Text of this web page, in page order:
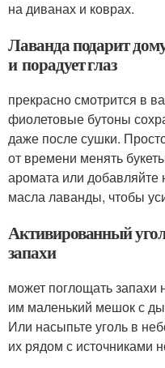
на диванах и коврах.
Лаванда подарит
и порадует глаз
прекрасно смотрится в
фиолетовые бутоны
даже после сушки.
от времени менять
аромата или добавляйте
масла лаванды, чтобы
Активированный
запахи
может поглощать запахи
им маленький мешок с
Или насыпьте уголь в
их рядом с источниками